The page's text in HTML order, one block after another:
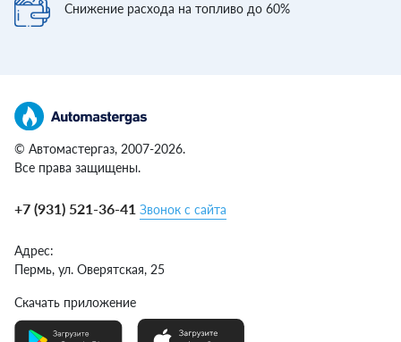
Снижение расхода на топливо до 60%
© Автомастергаз, 2007-2026.
Все права защищены.
+7 (931) 521-36-41 Звонок с сайта
Адрес:
Пермь, ул. Оверятская, 25
Скачать приложение